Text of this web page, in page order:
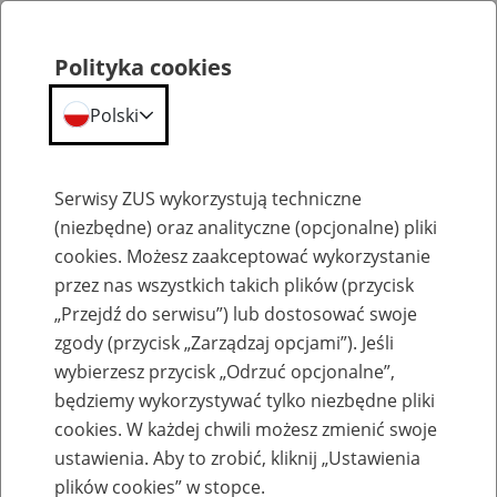
Emerytury
Baza zlikwidowanych lub
przekształconych zakładów pracy
Polityka cookies
Polski
Serwisy ZUS wykorzystują techniczne
(niezbędne) oraz analityczne (opcjonalne) pliki
cookies. Możesz zaakceptować wykorzystanie
przez nas wszystkich takich plików (przycisk
„Przejdź do serwisu”) lub dostosować swoje
zgody (przycisk „Zarządzaj opcjami”). Jeśli
wybierzesz przycisk „Odrzuć opcjonalne”,
będziemy wykorzystywać tylko niezbędne pliki
cookies. W każdej chwili możesz zmienić swoje
ustawienia. Aby to zrobić, kliknij „Ustawienia
plików cookies” w stopce.